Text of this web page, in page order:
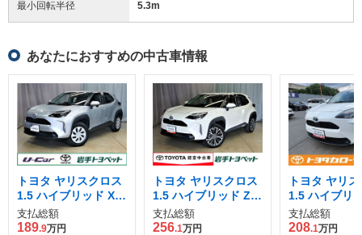
最小回転半径 5.3m
あなたにおすすめの中古車情報
トヨタ ヤリスクロス
1.5 ハイブリッド X E
-Four 4WD
支払総額
189.9万円
トヨタ ヤリスクロス
1.5 ハイブリッド Z E
-Four 4WD
支払総額
256.1万円
トヨタ ヤリ
1.5 ハイブリ
支払総額
208.1万円